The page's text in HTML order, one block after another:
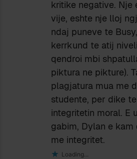
kritike negative. Nje
vije, eshte nje lloj
ndaj puneve te
kerrkund te atij
qendroi mbi
piktura ne pikture).
plagjatura mua me
studente, per dike
integritetin moral. E
gabim, Dylan e
me integritet.
Loading...